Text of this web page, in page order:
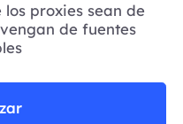
proxies sean de
de fuentes